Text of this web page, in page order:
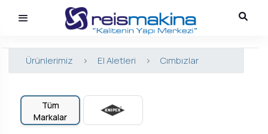
Ürünlerimiz > El Aletleri > Cımbızlar
Tüm
Markalar